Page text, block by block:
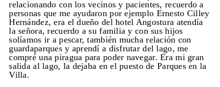
relacionando con los vecinos y pacientes, recuerdo a
personas que me ayudaron por ejemplo Ernesto Cilley
Hernández, era el dueño del hotel Angostura atendía
la señora, recuerdo a su familia y con sus hijos
solíamos ir a pescar, también mucha relación con
guardaparques y aprendí a disfrutar del lago, me
compré una piragua para poder navegar. Era mi gran
salida al lago, la dejaba en el puesto de Parques en la
Villa.